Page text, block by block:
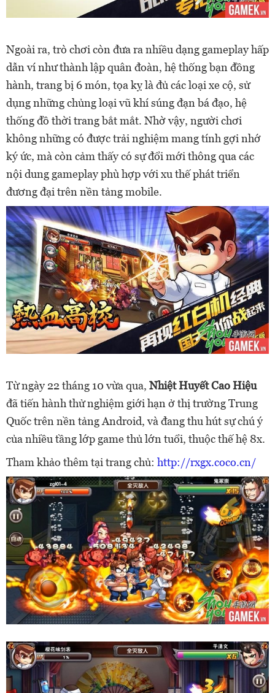
Ngoài ra, trò chơi còn đưa ra nhiều dạng gameplay hấp
dẫn ví như thành lập quân đoàn, hệ thống bạn đồng
hành, trang bị 6 món, tọa kỵ là đủ các loại xe cộ, sử
dụng những chủng loại vũ khí súng đạn bá đạo, hệ
thống đồ thời trang bắt mắt. Nhờ vậy, người chơi
không những có được trải nghiệm mang tính gợi nhớ
ký ức, mà còn cảm thấy có sự đổi mới thông qua các
nội dung gameplay phù hợp với xu thế phát triển
đương đại trên nền tảng mobile.
Từ ngày 22 tháng 10 vừa qua, Nhiệt Huyết Cao Hiệu
đã tiến hành thử nghiệm giới hạn ở thị trường Trung
Quốc trên nền tảng Android, và đang thu hút sự chú ý
của nhiều tầng lớp game thủ lớn tuổi, thuộc thế hệ 8x.
Tham khảo thêm tại trang chủ: http://rxgx.coco.cn/